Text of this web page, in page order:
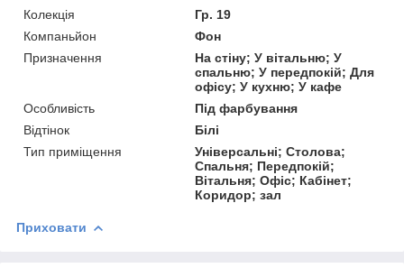
Колекція
Гр. 19
Компаньйон
Фон
Призначення
На стіну; У вітальню; У
спальню; У передпокій; Для
офісу; У кухню; У кафе
Особливість
Під фарбування
Відтінок
Білі
Тип приміщення
Універсальні; Столова;
Спальня; Передпокій;
Вітальня; Офіс; Кабінет;
Коридор; зал
Приховати